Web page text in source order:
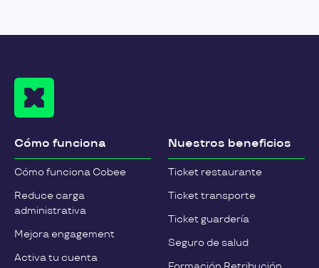
Cómo funciona
Cómo funciona Cobee
Reduce carga
administrativa
Mejora engagement
Activa tu cuenta
Nuestros beneficios
Ticket restaurante
Ticket transporte
Ticket guardería
Seguro de salud